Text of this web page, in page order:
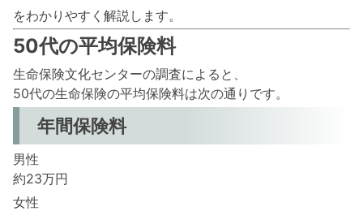
をわかりやすく解説します。
50代の平均保険料
生命保険文化センターの調査によると、
50代の生命保険の平均保険料は次の通りです。
年間保険料
男性
約23万円
女性